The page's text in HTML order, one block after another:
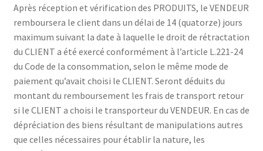
Après réception et vérification des PRODUITS, le VENDEUR
remboursera le client dans un délai de 14 (quatorze) jours
maximum suivant la date à laquelle le droit de rétractation
du CLIENT a été exercé conformément à l’article L.221-24
du Code de la consommation, selon le même mode de
paiement qu’avait choisi le CLIENT. Seront déduits du
montant du remboursement les frais de transport retour
si le CLIENT a choisi le transporteur du VENDEUR. En cas de
dépréciation des biens résultant de manipulations autres
que celles nécessaires pour établir la nature, les